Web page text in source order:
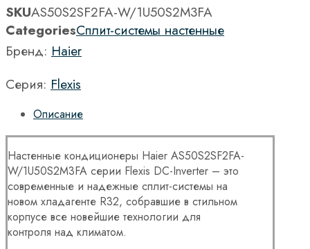
SKUAS50S2SF2FA-W/1U50S2M3FA
CategoriesСплит-системы настенные
Бренд: Haier
Серия: Flexis
Описание
Настенные кондиционеры Haier AS50S2SF2FA-
W/1U50S2M3FA серии Flexis DC-Inverter – это
современные и надежные сплит-системы на
новом хладагенте R32, собравшие в стильном
корпусе все новейшие технологии для
контроля над климатом.